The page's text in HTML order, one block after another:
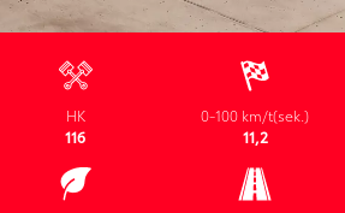
HK
116
0-100 km/t(sek.)
11,2